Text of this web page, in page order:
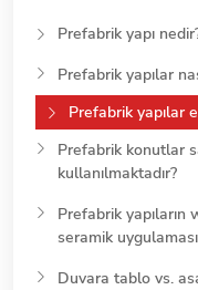
Prefabrik yapı
Prefabrik yapılar
Prefabrik yapılar
Prefabrik konutlar
kullanılmaktadır?
Prefabrik yapıların
seramik uygulaması
Duvara tablo vs.